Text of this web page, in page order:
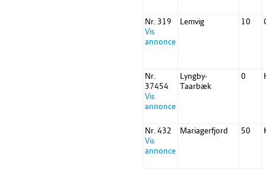
Nr. 319
Vis
annonce
Lemvig 10
Nr.
37454
Vis
annonce
Lyngby-
Taarbæk
0
Nr. 432
Vis
annonce
Mariagerfjord 50